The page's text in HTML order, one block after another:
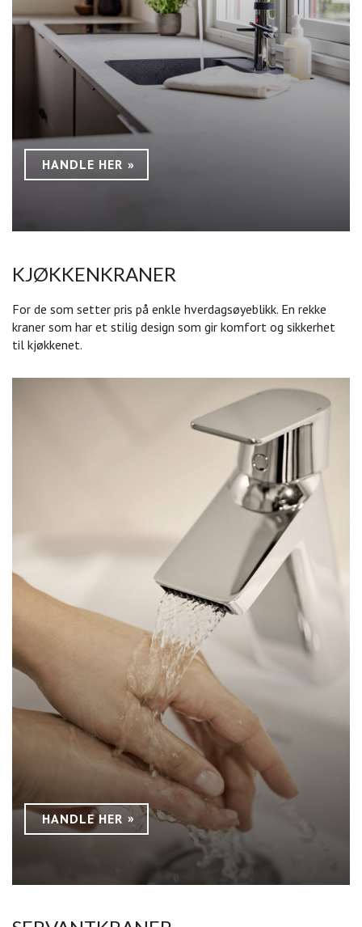
HANDLE HER
KJØKKENKRANER
For de som setter pris på enkle hverdagsøyeblikk. En rekke
kraner som har et stilig design som gir komfort og sikkerhet
til kjøkkenet.
HANDLE HER